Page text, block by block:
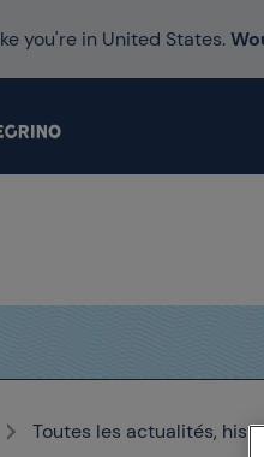
you're in United States.
Toutes les actualités,